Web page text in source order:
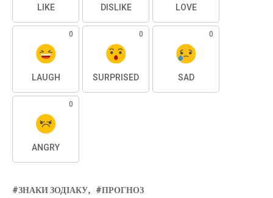
LIKE DISLIKE LOVE
0
LAUGH
0
SURPRISED
0
SAD
0
ANGRY
ЗНАКИ ЗОДІАКУ ПРОГНОЗ